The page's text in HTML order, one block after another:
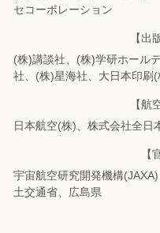
セコーポレーション
【出
(株)講談社、(株)学研ホール
社、(株)星海社、 大日本印刷
【航
日本航空(株)、株式会社全日
【
宇宙航空研究開発機構
土交通省、広島県